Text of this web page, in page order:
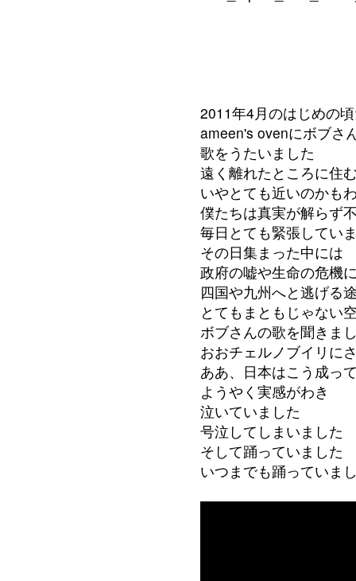
2011年4月のはじめの
ameen's ovenにボブさ
歌をうたいました
遠く離れたところに住
いやとても近いのかも
僕たちは真実が解らず
毎日とても緊張してい
その日集まった中には
政府の嘘や生命の危機
四国や九州へと逃げる
とてもまともじゃない
ボブさんの歌を聞きま
おおチェルノブイリに
ああ、日本はこう成っ
ようやく実感がわき
泣いていました
号泣してしまいました
そして踊っていました
いつまでも踊っていま